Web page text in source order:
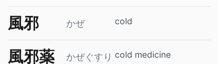
風邪 かぜ cold
風邪薬 かぜぐすり cold medicine